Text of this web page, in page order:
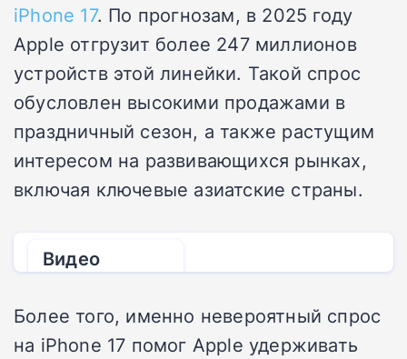
iPhone 17. По прогнозам, в 2025 году
Apple отгрузит более 247 миллионов
устройств этой линейки. Такой спрос
обусловлен высокими продажами в
праздничный сезон, а также растущим
интересом на развивающихся рынках,
включая ключевые азиатские страны.
Видео
от
Более того, именно невероятный спрос
на iPhone 17 помог Apple удерживать